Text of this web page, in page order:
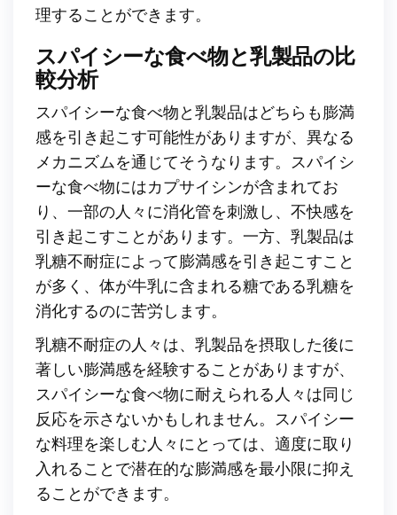
理することができます。
スパイシーな食べ物と乳製品の比
較分析
スパイシーな食べ物と乳製品はどちらも膨満
感を引き起こす可能性がありますが、異なる
メカニズムを通じてそうなります。スパイシ
ーな食べ物にはカプサイシンが含まれてお
り、一部の人々に消化管を刺激し、不快感を
引き起こすことがあります。一方、乳製品は
乳糖不耐症によって膨満感を引き起こすこと
が多く、体が牛乳に含まれる糖である乳糖を
消化するのに苦労します。
乳糖不耐症の人々は、乳製品を摂取した後に
著しい膨満感を経験することがありますが、
スパイシーな食べ物に耐えられる人々は同じ
反応を示さないかもしれません。スパイシー
な料理を楽しむ人々にとっては、適度に取り
入れることで潜在的な膨満感を最小限に抑え
ることができます。